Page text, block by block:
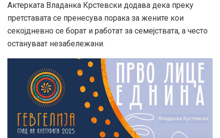
Актерката Владанка Крстевски додава дека преку
претставата се пренесува порака за жените кои
секојдневно се борат и работат за семејствата, а често
остануваат незабележани.